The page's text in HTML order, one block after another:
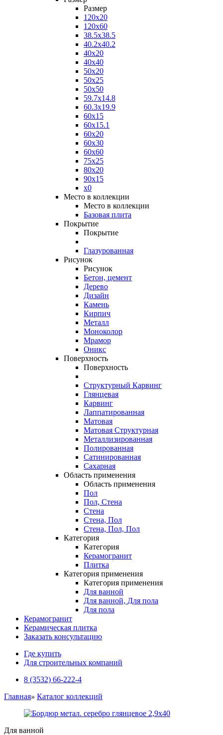
Размер
120x20
120x60
38.5x38.5
40.2x40.2
40x20
40x40
50x20
50x25
50x50
59.7x14.8
60.3x19.9
60x15
60x15.1
60x20
60x30
60x60
75x25
80x20
90x15
x0
Место в коллекции
Место в коллекции
Базовая плита
Покрытие
Покрытие
Глазурованная
Рисунок
Рисунок
Бетон, цемент
Дерево
Дизайн
Камень
Кирпич
Металл
Моноколор
Мрамор
Оникс
Поверхность
Поверхность
Cтруктурный Карвинг
Глянцевая
Карвинг
Лаппатированная
Матовая
Матовая Структурная
Металлизированная
Полированная
Сатинированная
Сахарная
Область применения
Область применения
Пол
Пол, Стена
Стена
Стена, Пол
Стена, Пол, Пол
Категория
Категория
Керамогранит
Плитка
Категория применения
Категория применения
Для ванной
Для ванной, Для пола
Для пола
Керамогранит
Керамическая плитка
Заказать консультацию
Где купить
Для строительных компаний
8 (3532) 66-222-4
Главная» Каталог коллекций
Для ванной